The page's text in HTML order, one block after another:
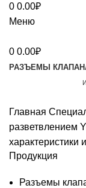
0 0.00₽
Меню
0 0.00₽
РАЗЪЕМЫ
Главная
разветвлением
характеристики
Продукция
Разъемы